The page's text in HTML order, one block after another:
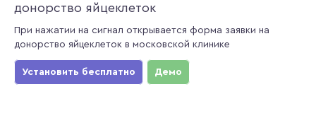
донорство яйцеклеток
При нажатии на сигнал открывается форма заявки на
донорство яйцеклеток в московской клинике
Установить бесплатно Демо